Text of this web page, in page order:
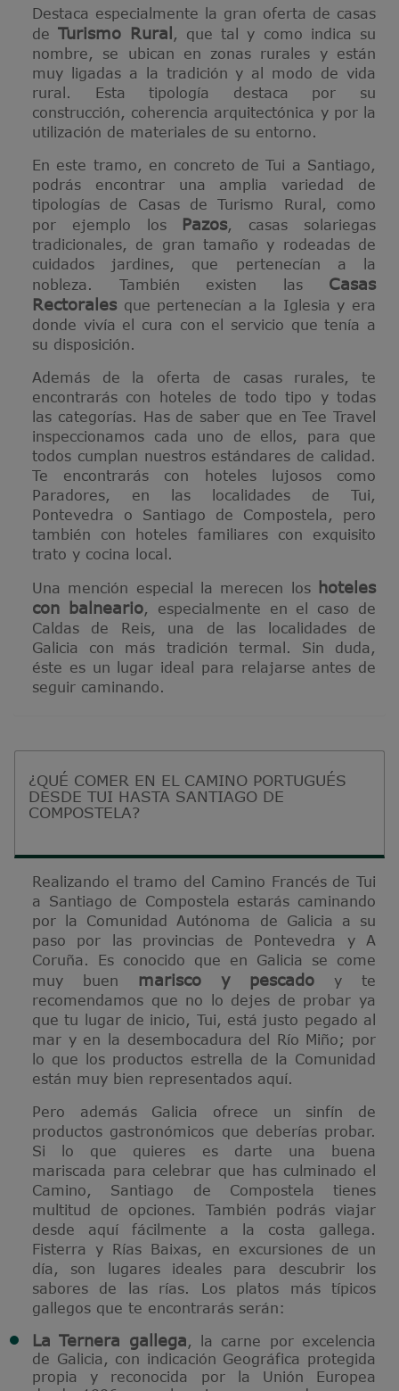
Destaca especialmente la gran oferta de casas
deTurismo Rural , que tal y como indica su
nombre, se ubican en zonas rurales y están
muy ligadas a la tradición y al modo de vida
rural. Esta tipología destaca por su
construcción, coherencia arquitectónica y por la
utilización de materiales de su entorno.
En este tramo, en concreto de Tui a Santiago,
podrás encontrar una amplia variedad de
tipologías de Casas de Turismo Rural, como
por ejemplo los Pazos, casas solariegas
tradicionales, de gran tamaño y rodeadas de
cuidados jardines, que pertenecían a la
nobleza. También existen las Casas
Rectorales que pertenecían a la Iglesia y era
donde vivía el cura con el servicio que tenía a
su disposición.
Además de la oferta de casas rurales, te
encontrarás con hoteles de todo tipo y todas
las categorías. Has de saber que en Tee Travel
inspeccionamos cada uno de ellos, para que
todos cumplan nuestros estándares de calidad.
Te encontrarás con hoteles lujosos como
Paradores, en las localidades de Tui,
Pontevedra o Santiago de Compostela, pero
también con hoteles familiares con exquisito
trato y cocina local.
Una mención especial la merecen loshoteles
con balneario, especialmente en el caso de
Caldas de Reis, una de las localidades de
Galicia con más tradición termal. Sin duda,
éste es un lugar ideal para relajarse antes de
seguir caminando.
¿QUÉ COMER EN EL CAMINO PORTUGUÉS
DESDE TUI HASTA SANTIAGO DE
COMPOSTELA?
Realizando el tramo del Camino Francés de Tui
a Santiago de Compostela estarás caminando
por la Comunidad Autónoma de Galicia a su
paso por las provincias de Pontevedra y A
Coruña. Es conocido que en Galicia se come
muy buen
marisco y pescadoy te
recomendamos que no lo dejes de probar ya
que tu lugar de inicio, Tui, está justo pegado al
mar y en la desembocadura del Río Miño; por
lo que los productos estrella de la Comunidad
están muy bien representados aquí.
Pero además Galicia ofrece un sinfín de
productos gastronómicos que deberías probar.
Si lo que quieres es darte una buena
mariscada para celebrar que has culminado el
Camino, Santiago de Compostela tienes
multitud de opciones. También podrás viajar
desde aquí fácilmente a la costa gallega.
Fisterra y Rías Baixas, en excursiones de un
día, son lugares ideales para descubrir los
sabores de las rías. Los platos más típicos
gallegos que te encontrarás serán:
La Ternera gallega, la carne por excelencia
de Galicia, con indicación Geográfica protegida
propia y reconocida por la Unión Europea